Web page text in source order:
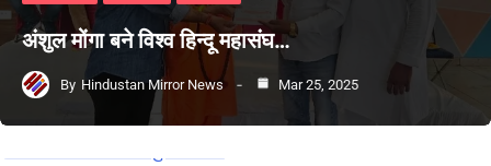
अंशुल मोंगा बने विश्व हिन्दू महासंघ…
By Hindustan Mirror News Mar 25, 2025